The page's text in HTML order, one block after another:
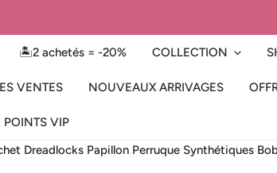
🏝️2 achetés = -20% COLLECTION
VENTES NOUVEAUX ARRIVAGES
POINTS VIP
Dreadlocks Papillon Perruque Synthétiques